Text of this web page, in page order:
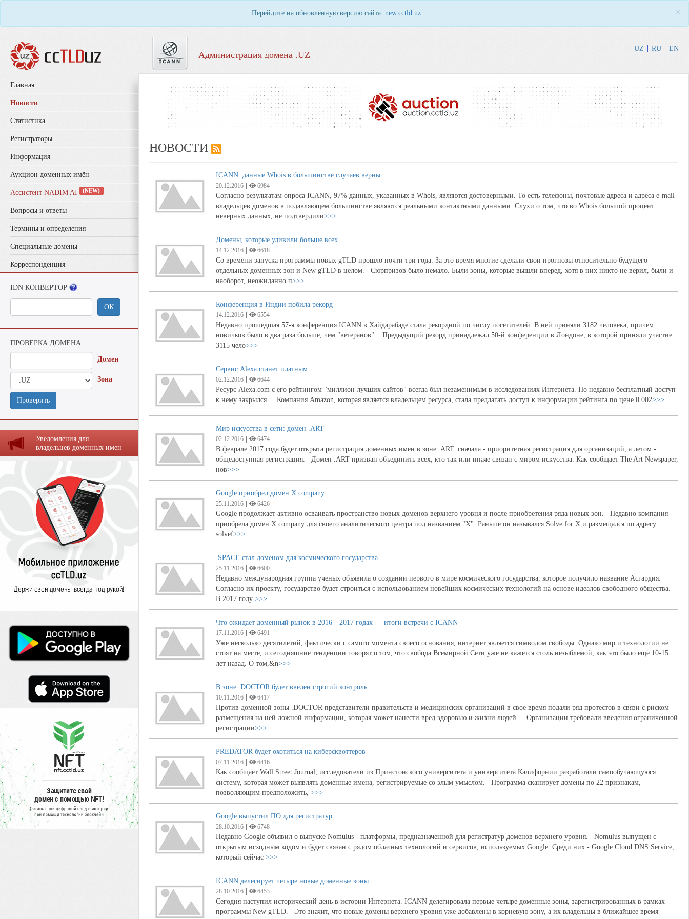
Перейдите на обновлённую версию сайта: new.cctld.uz ×
Администрация домена .UZ
UZ RU EN
Главная
Новости
Статистика
Регистраторы
Информация
Аукцион доменных имён
Ассистент NADIM AI (NEW)
Вопросы и ответы
Термины и определения
Специальные домены
Корреспонденция
IDN КОНВЕРТОР
ОК
ПРОВЕРКА ДОМЕНА
Домен
Зона
Проверить
Уведомления для
владельцев доменных имен
НОВОСТИ
ICANN: данные Whois в большинстве случаев верны
20.12.2016 6984
Согласно результатам опроса ICANN, 97% данных, указанных в Whois, являются достоверными. То есть телефоны, почтовые адреса и адреса e-mail
владельцев доменов в подавляющем большинстве являются реальными контактными данными. Слухи о том, что во Whois большой процент
неверных данных, не подтвердили>>>
Домены, которые удивили больше всех
14.12.2016 6618
Со времени запуска программы новых gTLD прошло почти три года. За это время многие сделали свои прогнозы относительно будущего
отдельных доменных зон и New gTLD в целом. Сюрпризов было немало. Были зоны, которые вышли вперед, хотя в них никто не верил, были и
наоборот, неожиданно п>>>
Конференция в Индии побила рекорд
14.12.2016 6554
Недавно прошедшая 57-я конференция ICANN в Хайдарабаде стала рекордной по числу посетителей. В ней приняли 3182 человека, причем
новичков было в два раза больше, чем "ветеранов". Предыдущий рекорд принадлежал 50-й конференции в Лондоне, в которой приняли участие
3115 чело>>>
Сервис Alexa cтанет платным
02.12.2016 6644
Ресурс Alexa.com с его рейтингом "миллион лучших сайтов" всегда был незаменимым в исследованиях Интернета. Но недавно бесплатный доступ
к нему закрылся. Компания Amazon, которая является владельцем ресурса, стала предлагать доступ к информации рейтинга по цене 0.002>>>
Мир искусства в сети: домен .ART
02.12.2016 6474
В феврале 2017 года будет открыта регистрация доменных имен в зоне .ART: сначала - приоритетная регистрация для организаций, а летом -
общедоступная регистрация. Домен .ART призван объединить всех, кто так или иначе связан с миром искусства. Как сообщает The Art Newspaper,
нов>>>
Google приобрел домен X.company
25.11.2016 6426
Google продолжает активно осваивать пространство новых доменов верхнего уровня и после приобретения ряда новых зон. Недавно компания
приобрела домен X.company для своего аналитического центра под названием "Х". Раньше он назывался Solve for X и размещался по адресу
solvef>>>
.SPACE стал доменом для космического государства
25.11.2016 6600
Недавно международная группа ученых объявила о создании первого в мире космического государства, которое получило название Асгардия.
Согласно их проекту, государство будет строиться с использованием новейших космических технологий на основе идеалов свободного общества.
В 2017 году >>>
Что ожидает доменный рынок в 2016—2017 годах — итоги встречи с ICANN
17.11.2016 6491
Уже несколько десятилетий, фактически с самого момента своего основания, интернет является символом свободы. Однако мир и технологии не
стоят на месте, и сегодняшние тенденции говорят о том, что свобода Всемирной Cети уже не кажется столь незыблемой, как это было ещё 10-15
лет назад. О том,&n>>>
В зоне .DOCTOR будет введен строгий контроль
10.11.2016 6417
Против доменной зоны .DOCTOR представители правительств и медицинских организаций в свое время подали ряд протестов в связи с риском
размещения на ней ложной информации, которая может нанести вред здоровью и жизни людей. Организации требовали введения ограниченной
регистрации>>>
PREDATOR будет охотиться на киберсквоттеров
07.11.2016 6416
Как сообщает Wall Street Journal, исследователи из Принстонского университета и университета Калифорнии разработали самообучающуюся
систему, которая может выявлять доменные имена, регистрируемые со злым умыслом. Программа сканирует домены по 22 признакам,
позволяющим предположить, >>>
Google выпустил ПО для регистратур
28.10.2016 6748
Недавно Google объявил о выпуске Nomulus - платформы, предназначенной для регистратур доменов верхнего уровня. Nomulus выпущен с
открытым исходным кодом и будет связан с рядом облачных технологий и сервисов, используемых Google. Среди них - Google Cloud DNS Service,
который сейчас >>>
ICANN делегирует четыре новые доменные зоны
28.10.2016 6453
Сегодня наступил исторический день в истории Интернета. ICANN делегировала первые четыре доменные зоны, зарегистрированных в рамках
программы New gTLD. Это значит, что новые домены верхнего уровня уже добавлены в корневую зону, а их владельцы в ближайшее время